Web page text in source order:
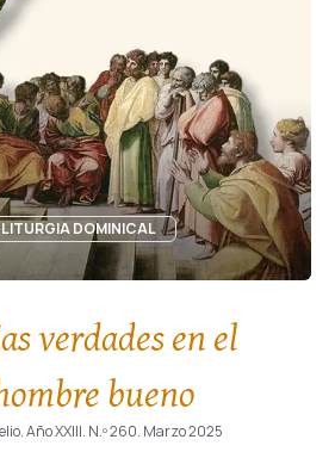
DOMINICAL
verdades en el
bueno
Año XXIII. N.º 260. Marzo 2025